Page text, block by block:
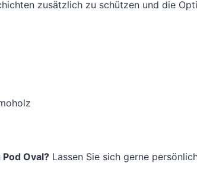
zusätzlich zu schützen und die
Oval? Lassen Sie sich gerne